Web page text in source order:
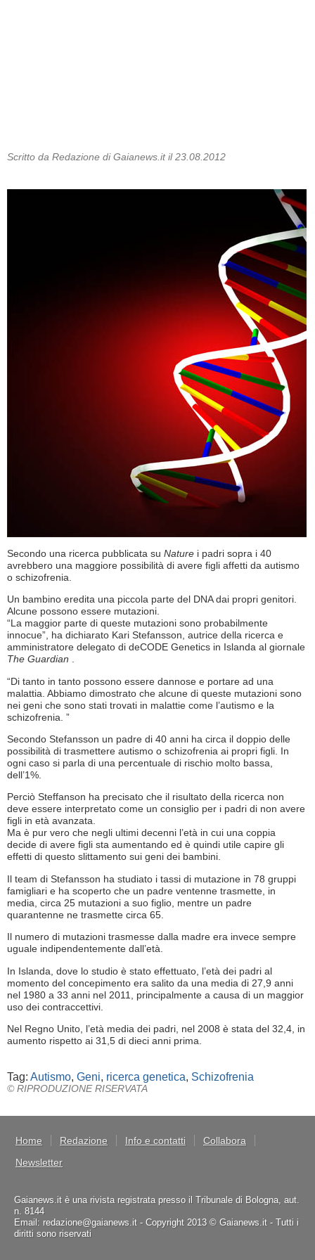
Scritto da Redazione di Gaianews.it il 23.08.2012
Secondo una ricerca pubblicata su Nature i padri sopra i 40
avrebbero una maggiore possibilità di avere figli affetti da autismo
o schizofrenia.
Un bambino eredita una piccola parte del DNA dai propri genitori.
Alcune possono essere mutazioni.
“La maggior parte di queste mutazioni sono probabilmente
innocue”, ha dichiarato Kari Stefansson, autrice della ricerca e
amministratore delegato di deCODE Genetics in Islanda al giornale
The Guardian
“Di tanto in tanto possono essere dannose e portare ad una
malattia. Abbiamo dimostrato che alcune di queste mutazioni sono
nei geni che sono stati trovati in malattie come l’autismo e la
schizofrenia. ”
Secondo Stefansson un padre di 40 anni ha circa il doppio delle
possibilità di trasmettere autismo o schizofrenia ai propri figli. In
ogni caso si parla di una percentuale di rischio molto bassa,
dell’1%.
Perciò Steffanson ha precisato che il risultato della ricerca non
deve essere interpretato come un consiglio per i padri di non avere
figli in età avanzata.
Ma è pur vero che negli ultimi decenni l’età in cui una coppia
decide di avere figli sta aumentando ed è quindi utile capire gli
effetti di questo slittamento sui geni dei bambini.
Il team di Stefansson ha studiato i tassi di mutazione in 78 gruppi
famigliari e ha scoperto che un padre ventenne trasmette, in
media, circa 25 mutazioni a suo figlio, mentre un padre
quarantenne ne trasmette circa 65.
Il numero di mutazioni trasmesse dalla madre era invece sempre
uguale indipendentemente dall’età.
In Islanda, dove lo studio è stato effettuato, l’età dei padri al
momento del concepimento era salito da una media di 27,9 anni
nel 1980 a 33 anni nel 2011, principalmente a causa di un maggior
uso dei contraccettivi.
Nel Regno Unito, l’età media dei padri, nel 2008 è stata del 32,4, in
aumento rispetto ai 31,5 di dieci anni prima.
Tag: Autismo, Geni, ricerca genetica, Schizofrenia
© RIPRODUZIONE RISERVATA
Home Redazione Info e contatti
Collabora
Newsletter
Gaianews.it è una rivista registrata presso il Tribunale di Bologna, aut.
n. 8144
Email: redazione@gaianews.it - Copyright 2013 © Gaianews.it - Tutti i
diritti sono riservati